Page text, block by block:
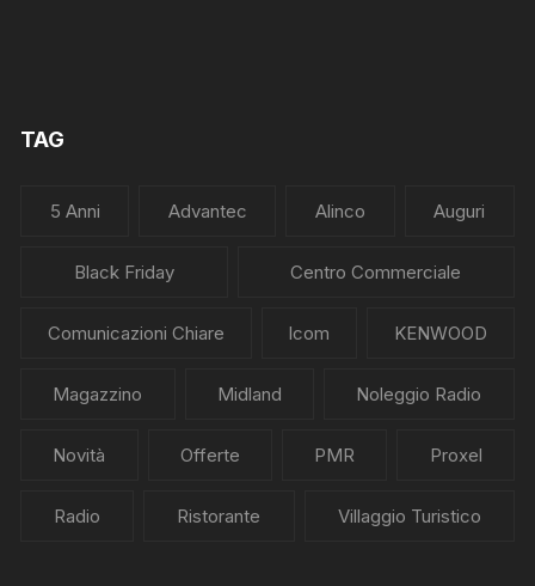
TAG
5 Anni Advantec Alinco Auguri
Black Friday Centro Commerciale
Comunicazioni Chiare Icom KENWOOD
Magazzino Midland Noleggio Radio
Novità Offerte PMR Proxel
Radio Ristorante Villaggio Turistico